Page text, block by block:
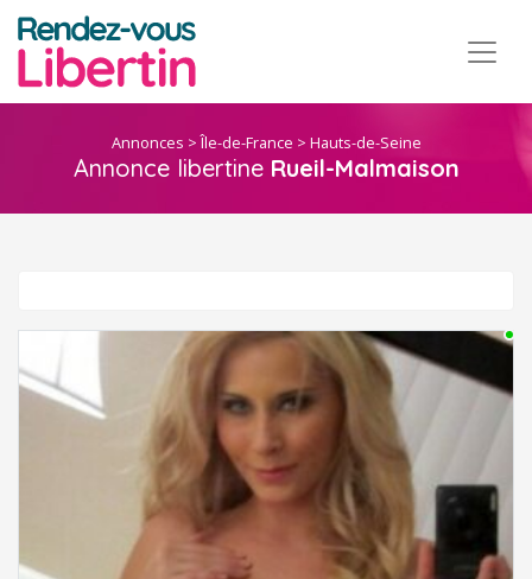
Annonces >Île-de-France > Hauts-de-Seine
Annonce libertineRueil-Malmaison